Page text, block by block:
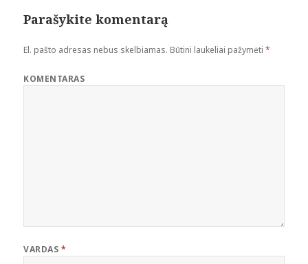
Parašykite komentarą
El. pašto adresas nebus skelbiamas. Būtini laukeliai pažymėti*
KOMENTARAS
VARDAS *